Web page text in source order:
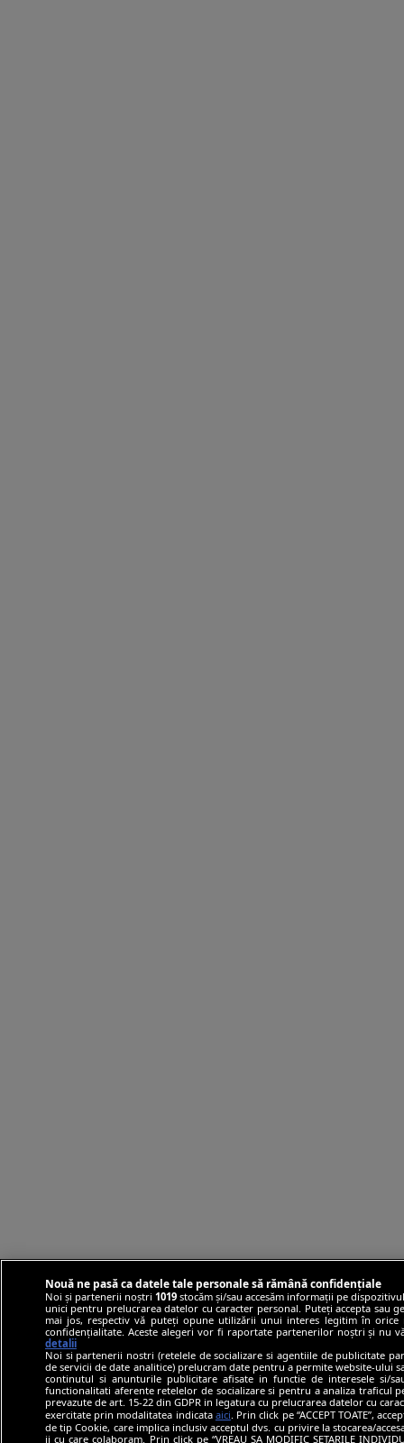
Nouă ne pasă ca datele tale personale să rămână confidențiale
Noi și partenerii noștri 1019stocăm și/sau accesăm informații pe
unici pentru prelucrarea datelor cu caracter personal. Puteți accepta sau
mai jos, respectiv vă puteți opune utilizării unui interes legitim în
confidențialitate. Aceste alegeri vor fi raportate partenerilor noștri și nu
detalii
Noi si partenerii nostri (retelele de socializare si agentiile de publicitate
de servicii de date analitice) prelucram date pentru a permite website-ului
continutul si anunturile publicitare afisate in functie de interesele si/
functionalitati aferente retelelor de socializare si pentru a analiza traficul
prevazute de art. 15-22 din GDPR in legatura cu prelucrarea datelor cu
exercitate prin modalitatea indicata aici . Prin click pe “ACCEPT TOATE”,
de tip Cookie, care implica inclusiv acceptul dvs. cu privire la stocarea/
ii cu care colaboram. Prin click pe “VREAU SA MODIFIC SETARILE